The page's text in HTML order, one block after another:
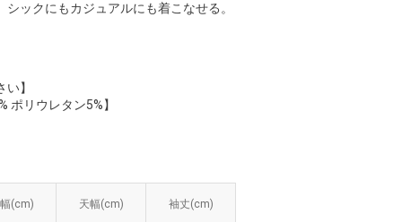
ックにもカジュアルにも着こなせる。
】
ポリウレタン5%】
(cm) 天幅(cm) 袖丈(cm)
(cm) 天幅(cm) 袖丈(cm)